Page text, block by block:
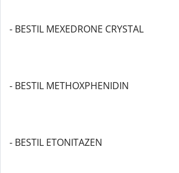
- BESTIL MEXEDRONE CRYSTAL
- BESTIL METHOXPHENIDIN
- BESTIL ETONITAZEN